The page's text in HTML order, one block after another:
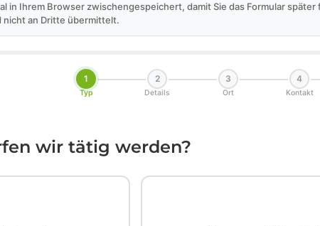
in Ihrem Browser zwischengespeichert, damit Sie das Formular
an Dritte übermittelt.
1
Typ
2
Details
3
Ort
4
Kontakt
wir tätig werden?